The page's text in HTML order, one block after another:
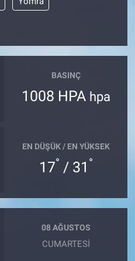
BASINÇ
1008 HPA hpa
EN DÜŞÜK / EN YÜKSEK
17° / 31 °
08 AĞUSTOS
CUMARTESI